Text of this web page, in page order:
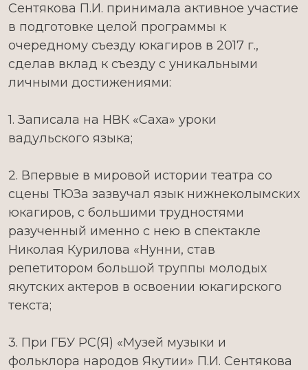
Сентякова П.И. принимала активное участие
в подготовке целой программы к
очередному съезду юкагиров в 2017 г.,
сделав вклад к съезду с уникальными
личными достижениями:
1. Записала на НВК «Саха» уроки
вадульского языка;
2. Впервые в мировой истории театра со
сцены ТЮЗа зазвучал язык нижнеколымских
юкагиров, с большими трудностями
разученный именно с нею в спектакле
Николая Курилова «Нунни, став
репетитором большой труппы молодых
якутских актеров в освоении юкагирского
текста;
3. При ГБУ РС(Я) «Музей музыки и
фольклора народов Якутии» П.И. Сентякова